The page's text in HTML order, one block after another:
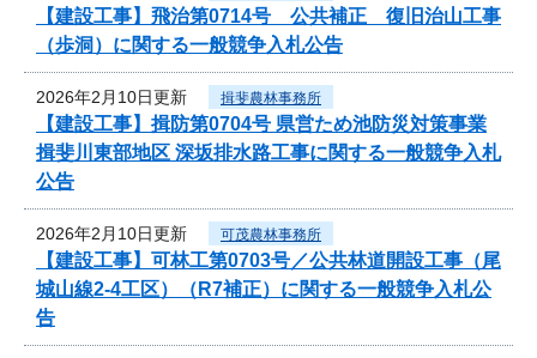
【建設工事】飛治第0714号 公共補正 復旧治山工事
（歩洞）に関する一般競争入札公告
2026年2月10日更新 揖斐農林事務所
【建設工事】揖防第0704号 県営ため池防災対策事業
揖斐川東部地区 深坂排水路工事に関する一般競争入札
公告
2026年2月10日更新 可茂農林事務所
【建設工事】可林工第0703号／公共林道開設工事（尾
城山線2-4工区）（R7補正）に関する一般競争入札公
告